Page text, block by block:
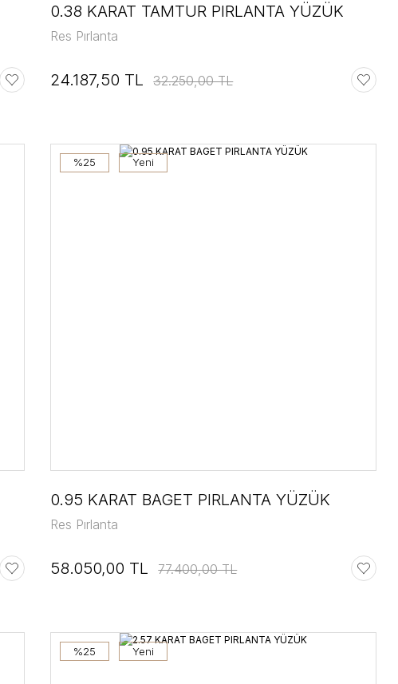
0.38 KARAT TAMTUR PIRLANTA YÜZÜK
Res Pırlanta
24.187,50 TL 32.250,00 TL
%25 Yeni
0.95 KARAT BAGET PIRLANTA YÜZÜK
Res Pırlanta
58.050,00 TL 77.400,00 TL
%25 Yeni